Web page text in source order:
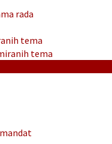
rada
tema
tema